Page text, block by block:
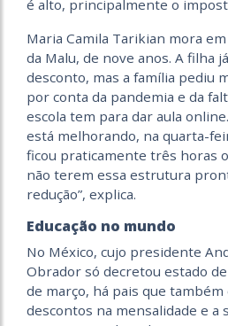
é alto, principalmente o
Maria Camila Tarikian mora
da Malu, de nove anos. A filha
desconto, mas a família pediu
por conta da pandemia e da
escola tem para dar aula
está melhorando, na quarta-
ficou praticamente três horas
não terem essa estrutura
redução”, explica.
Educação no mundo
No México, cujo presidente
Obrador só decretou estado
de março, há pais que
descontos na mensalidade e a